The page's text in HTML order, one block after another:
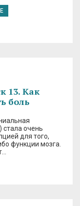
13. Как
боль
стала очень
для того,
функции мозга.